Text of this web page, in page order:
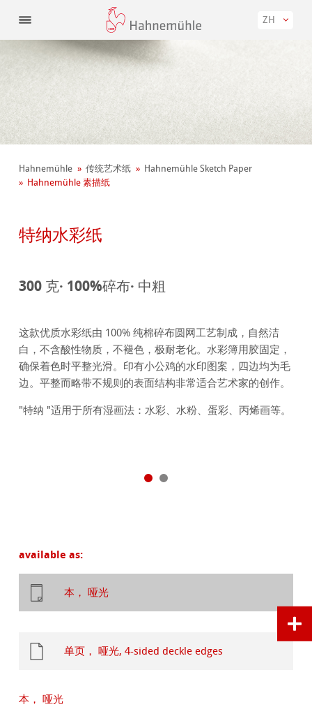
ZH
Hahnemühle 传统艺术纸
Hahnemühle Sketch Paper
Hahnemühle 素描纸
特纳水彩纸
300 克· 100%碎布· 中粗
这款优质水彩纸由 100% 纯棉碎布圆网工艺制成，自然洁
白，不含酸性物质，不褪色，极耐老化。水彩簿用胶固定，
确保着色时平整光滑。印有小公鸡的水印图案，四边均为毛
边。平整而略带不规则的表面结构非常适合艺术家的创作。
"特纳 "适用于所有湿画法：水彩、水粉、蛋彩、丙烯画等。
available as:
本， 哑光
单页， 哑光, 4-sided deckle edges
本， 哑光